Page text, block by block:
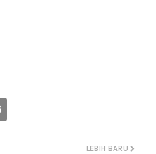
LEBIH BARU